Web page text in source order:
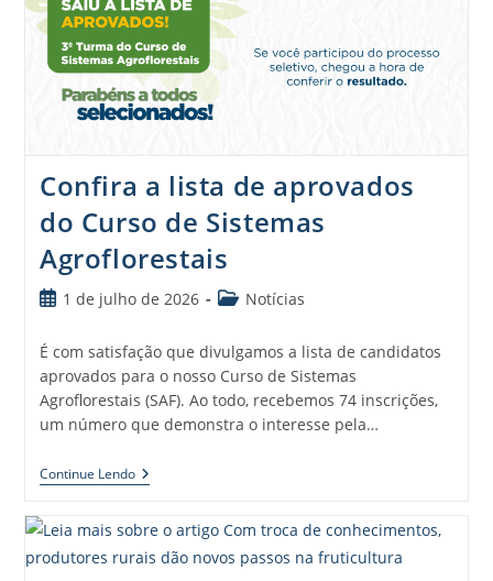
Confira a lista de aprovados
do Curso de Sistemas
Agroflorestais
1 de julho de 2026 Notícias
É com satisfação que divulgamos a lista de candidatos
aprovados para o nosso Curso de Sistemas
Agroflorestais (SAF). Ao todo, recebemos 74 inscrições,
um número que demonstra o interesse pela…
Continue Lendo